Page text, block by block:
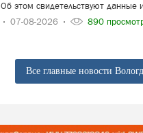
Об этом свидетельствуют данные
07-08-2026
890
Все главные новости